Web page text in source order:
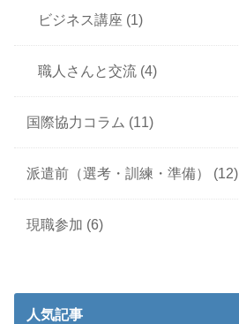
ビジネス講座 (1)
職人さんと交流 (4)
国際協力コラム (11)
派遣前（選考・訓練・準備） (12)
現職参加 (6)
人気記事